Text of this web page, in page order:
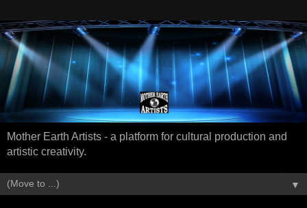
Mother Earth Artists - a platform for cultural production and
artistic creativity.
▼